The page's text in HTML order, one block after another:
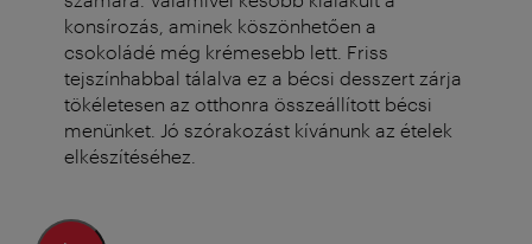
konsírozás, aminek köszönhetően a
csokoládé még krémesebb lett. Friss
tejszínhabbal tálalva ez a bécsi desszert zárja
tökéletesen az otthonra összeállított bécsi
menünket. Jó szórakozást kívánunk az ételek
elkészítéséhez.